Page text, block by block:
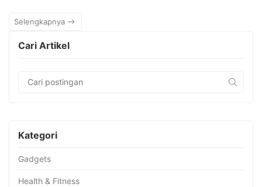
Selengkapnya
Cari Artikel
Kategori
Gadgets
Health & Fitness